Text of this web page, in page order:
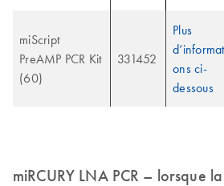
miScript
PreAMP PCR Kit
(60)
331452
Plus
ons ci-
dessous
miRCURY LNA PCR – lorsque